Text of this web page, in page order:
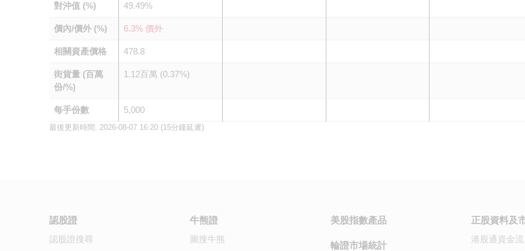
對沖值 (%) 49.49%
價內/價外 (%) 6.3% 價外
相關資產價格 478.8
街貨量 (百萬
份/%)
1.12百萬 (0.37%)
每手份數 5,000
最後更新時間: 2026-08-07 16:20 (15分鐘延遲)
認股證
認股證搜尋
牛熊證
圖搜牛熊
美股指數產品
輪證市場統計
正股資料及
港股通資金流